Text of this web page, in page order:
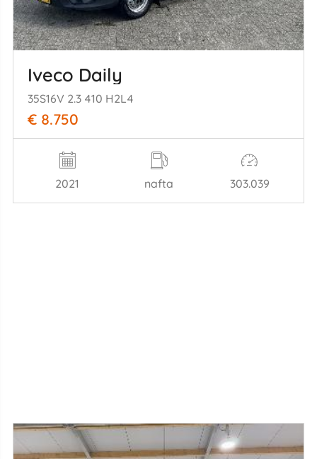
Iveco Daily
35S16V 2.3 410 H2L4
€ 8.750
2021 nafta 303.039